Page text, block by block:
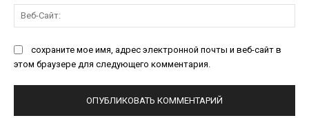
сохраните мое имя, адрес электронной почты и веб-сайт в
этом браузере для следующего комментария.